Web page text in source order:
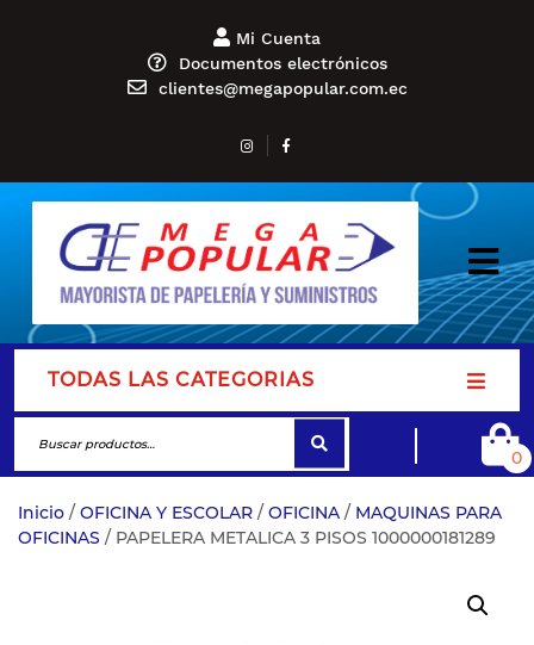
Mi Cuenta
Documentos electrónicos
clientes@megapopular.com.ec
TODAS LAS CATEGORIAS
0
Inicio / OFICINA Y ESCOLAR / OFICINA / MAQUINAS PARA
OFICINAS / PAPELERA METALICA 3 PISOS 1000000181289